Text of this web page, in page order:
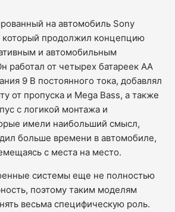
на автомобиль Sony
который продолжил концепцию
и автомобильным
работал от четырех батареек AA
9 В постоянного тока, добавлял
от пропуска и Mega Bass, а также
с логикой монтажа и
имели наибольший смысл,
больше времени в автомобиле,
с места на место.
системы еще не полностью
поэтому таким моделям
весьма специфическую роль.